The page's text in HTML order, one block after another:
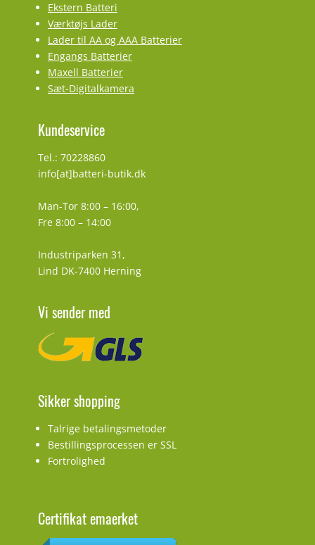
Ekstern Batteri
Værktøjs Lader
Lader til AA og AAA Batterier
Engangs Batterier
Maxell Batterier
Sæt-Digitalkamera
Kundeservice
Tel.: 70228860
info[at]batteri-butik.dk
Man-Tor 8:00 – 16:00,
Fre 8:00 – 14:00
Industriparken 31,
Lind DK-7400 Herning
Vi sender med
Sikker shopping
Talrige betalingsmetoder
Bestillingsprocessen er SSL
Fortrolighed
Certifikat emaerket